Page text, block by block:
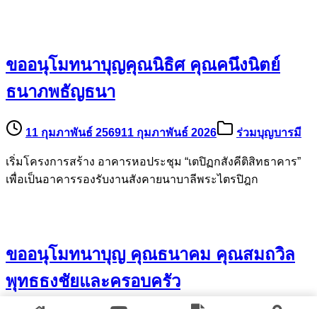
ขออนุโมทนาบุญคุณนิธิศ คุณคนึงนิตย์
ธนาภพธัญธนา
11 กุมภาพันธ์ 256911 กุมภาพันธ์ 2026 ร่วมบุญบารมี
เริ่มโครงการสร้าง อาคารหอประชุม “เตปิฏกสังคีติสิทธาคาร”
เพื่อเป็นอาคารรองรับงานสังคายนาบาลีพระไตรปิฎก
ขออนุโมทนาบุญ คุณธนาคม คุณสมถวิล
พุทธธงชัยและครอบครัว